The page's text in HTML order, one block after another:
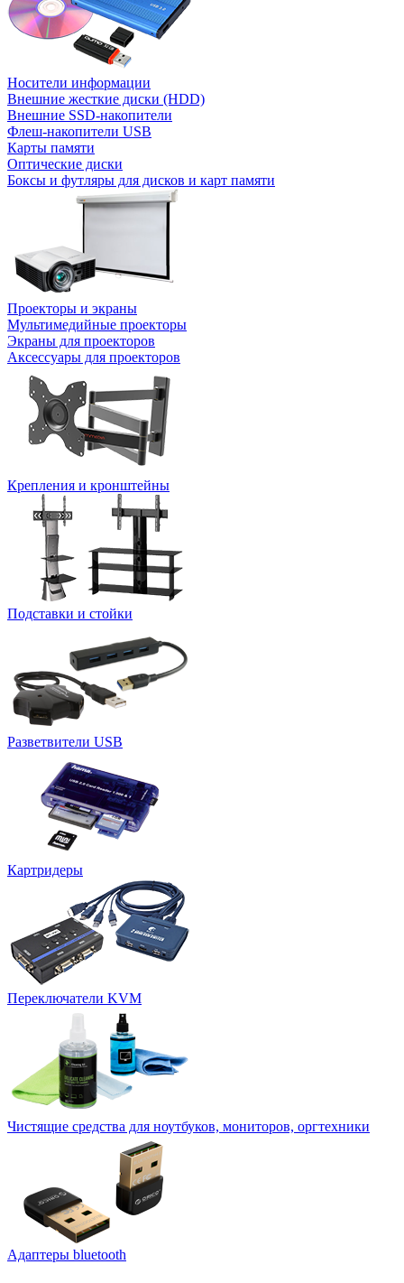
Носители информации
Внешние жесткие диски (HDD)
Внешние SSD-накопители
Флеш-накопители USB
Карты памяти
Оптические диски
Боксы и футляры для дисков и карт памяти
Проекторы и экраны
Мультимедийные проекторы
Экраны для проекторов
Аксессуары для проекторов
Крепления и кронштейны
Подставки и стойки
Разветвители USB
Картридеры
Переключатели KVM
Чистящие средства для ноутбуков, мониторов, оргтехники
Адаптеры bluetooth